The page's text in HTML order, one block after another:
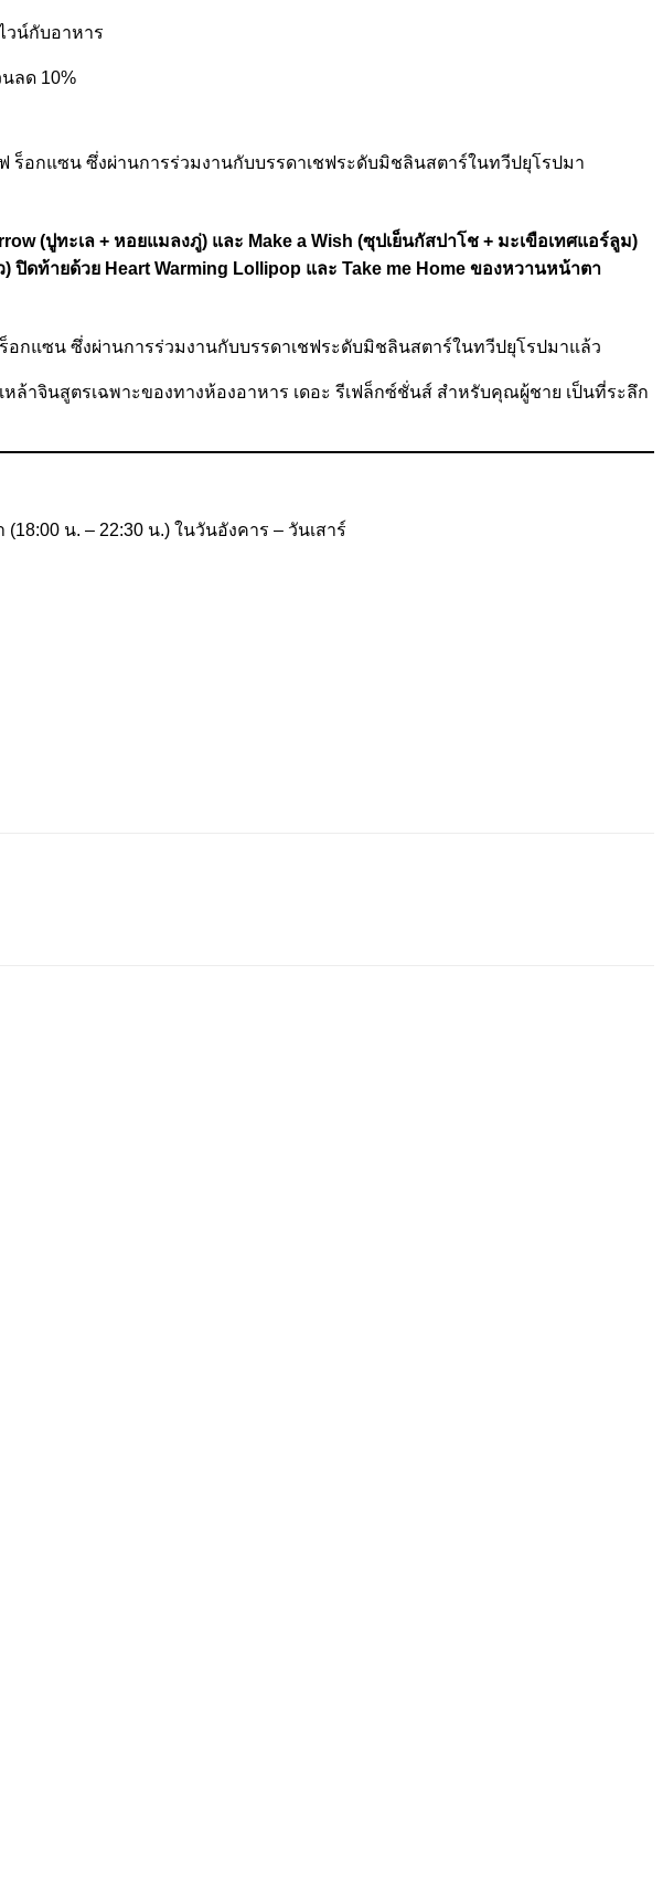
วน์กับอาหาร
ลด 10%
ร็อกแซน ซึ่งผ่านการร่วมงานกับบรรดาเชฟระดับมิชลินสตาร์ในทวีปยุโรปมา
(ปูทะเล + หอยแมลงภู่) และ Make a Wish (ซุปเย็นกัสปาโช + มะเขือเทศแอร์ลูม)
ปิดท้ายด้วย Heart Warming Lollipop และ Take me Home ของหวานหน้าตา
อกแซน ซึ่งผ่านการร่วมงานกับบรรดาเชฟระดับมิชลินสตาร์ในทวีปยุโรปมาแล้ว
จินสูตรเฉพาะของทางห้องอาหาร เดอะ รีเฟล็กซ์ชั่นส์ สำหรับคุณผู้ชาย เป็นที่ระลึก
น. – 22:30 น.) ในวันอังคาร – วันเสาร์